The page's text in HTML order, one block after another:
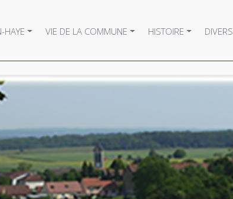
HAYE VIE DE LA COMMUNE HISTOIRE DIVERS